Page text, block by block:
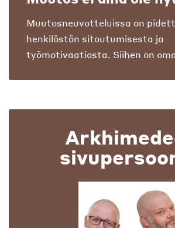
Muutosneuvotteluissa on
henkilöstön sitoutumisesta ja
työmotivaatiosta. Siihen on